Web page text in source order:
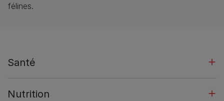
félines.
Santé
Nutrition